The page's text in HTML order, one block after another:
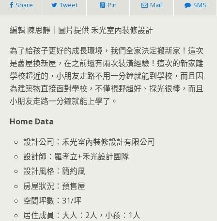
Share Tweet Pin Mail SMS
編輯 陳思靜｜圖片提供 禾光室內裝修設計
為了給孩子更好的成長環境，我們全家決定搬新家！這次
是舊屋換新屋，在之前還有兩次裝潢經驗！這次的新家離
學校超近的，小朋友走路不用一分鐘就能到學校，而且因
為建築物直接面對學校，不僅視野超好、採光很棒，而且
小朋友走路一分鐘就能上學了。
Home Data
設計公司：禾光室內裝修設計有限公司
設計師：羅孝立+禾光設計團隊
設計風格：簡約風
房屋狀況：預售屋
空間坪數：31/坪
居住成員：大人：2人，小孩：1人